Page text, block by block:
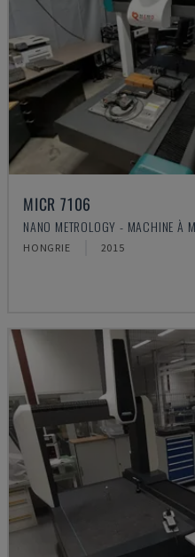
MICR 7106
NANO METROLOGY - MACHINE À
HONGRIE 2015